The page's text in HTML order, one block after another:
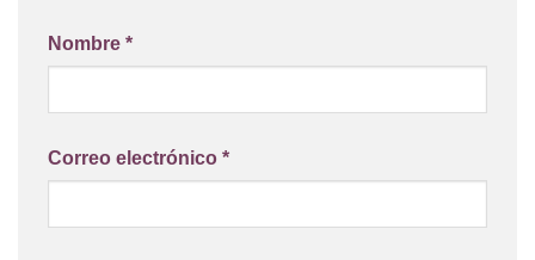
Nombre *
Correo electrónico *